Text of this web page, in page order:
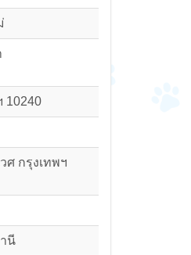
10240
ศ กรุงเทพฯ
นี